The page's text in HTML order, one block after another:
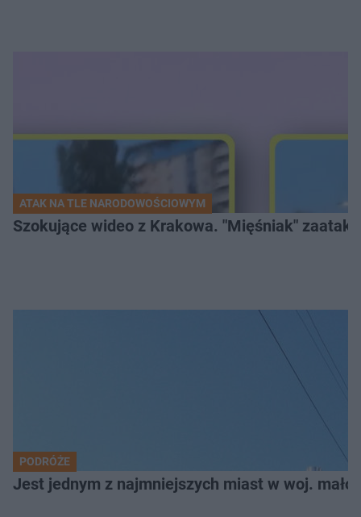
ATAK NA TLE NARODOWOŚCIOWYM
Szokujące wideo z Krakowa. "Mięśniak"
PODRÓŻE
Jest jednym z najmniejszych miast w woj.